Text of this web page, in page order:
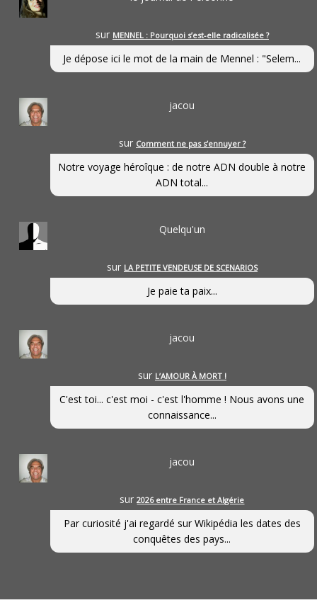
sur MENNEL : Pourquoi s’est-elle radicalisée ?
Je dépose ici le mot de la main de Mennel : "Selem...
jacou
sur Comment ne pas s’ennuyer ?
Notre voyage héroîque : de notre ADN double à notre
ADN total...
Quelqu'un
sur LA PETITE VENDEUSE DE SCENARIOS
Je paie ta paix...
jacou
sur L’AMOUR À MORT !
C'est toi... c'est moi - c'est l'homme ! Nous avons une
connaissance...
jacou
sur2026 entre France et Algérie
Par curiosité j'ai regardé sur Wikipédia les dates des
conquêtes des pays...